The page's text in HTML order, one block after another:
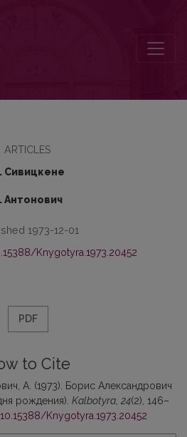
ARTICLES
Сивицкене
Антонович
1973-12-01
Knygotyra.1973.20452
PDF
to Cite
А. (1973). Борис Александрович
рождения). Kalbotyra, 24(2), 146–
Knygotyra.1973.20452